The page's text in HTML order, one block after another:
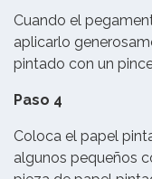
Cuando el
aplicarlo
pintado con un
Paso 4
Coloca el papel
algunos pequeños